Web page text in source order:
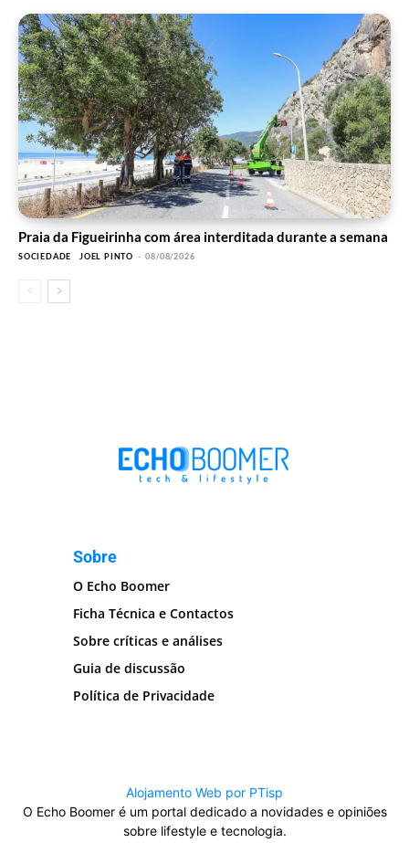
Praia da Figueirinha com área interditada durante a semana
SOCIEDADE JOEL PINTO - 08/08/2026
Sobre
O Echo Boomer
Ficha Técnica e Contactos
Sobre críticas e análises
Guia de discussão
Política de Privacidade
Alojamento Web por PTisp
O Echo Boomer é um portal dedicado a novidades e opiniões
sobre lifestyle e tecnologia.